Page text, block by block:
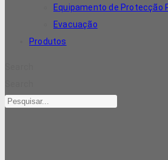
Equipamento de Protecção
Evacuação
Produtos